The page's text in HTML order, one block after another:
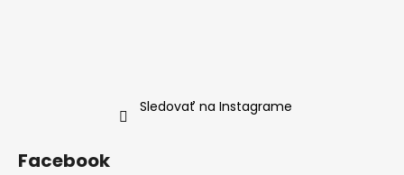
Sledovať na Instagrame
Facebook